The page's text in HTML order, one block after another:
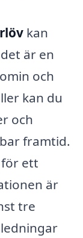
kan
är en
och
kan du
och
framtid.
ett
är
tre